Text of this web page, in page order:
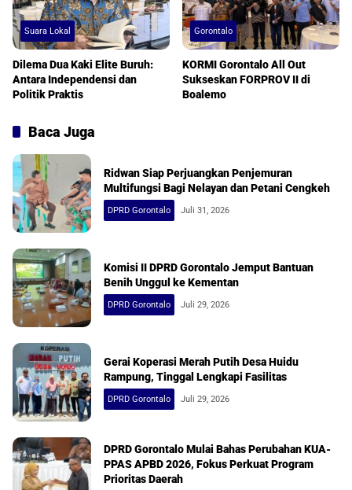
Suara Lokal
Dilema Dua Kaki Elite Buruh:
Antara Independensi dan
Politik Praktis
Gorontalo
KORMI Gorontalo All Out
Sukseskan FORPROV II di
Boalemo
Baca Juga
Ridwan Siap Perjuangkan Penjemuran
Multifungsi Bagi Nelayan dan Petani Cengkeh
DPRD Gorontalo Juli 31, 2026
Komisi II DPRD Gorontalo Jemput Bantuan
Benih Unggul ke Kementan
DPRD Gorontalo Juli 29, 2026
Gerai Koperasi Merah Putih Desa Huidu
Rampung, Tinggal Lengkapi Fasilitas
DPRD Gorontalo Juli 29, 2026
DPRD Gorontalo Mulai Bahas Perubahan KUA-
PPAS APBD 2026, Fokus Perkuat Program
Prioritas Daerah